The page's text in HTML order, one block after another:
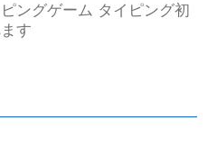
ングゲーム タイピング初
す